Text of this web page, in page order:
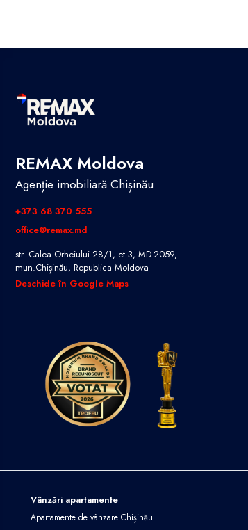
REMAX Moldova
Agenție imobiliară Chișinău
+373 68 370 555
office@remax.md
str. Calea Orheiului 28/1, et.3, MD-2059,
mun.Chișinău, Republica Moldova
Deschide în Google Maps
Vânzări apartamente
Apartamente de vânzare Chișinău